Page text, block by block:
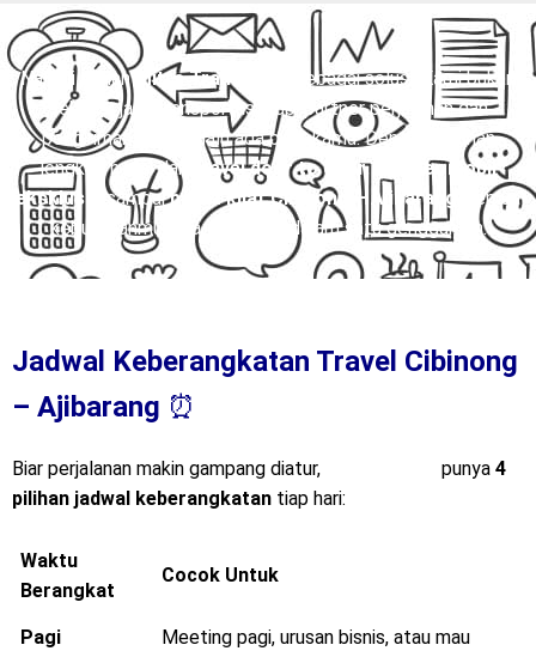
Nah, di sinilah Mitra Trans
hadir sebagai solusi. Kami bukan
sekadar jasa transportasi, tapi partner perjalanan dan
pengiriman yang selalu ada buat kamu. Dengan layanan
lengkap mulai dari
travel door to door,
charter mobil
eksklusif
, sampaipaket kilat Cibinong – Ajibarang
, semua
kebutuhanmu bisa terpenuhi dalam satu genggaman.
Jadwal Keberangkatan Travel Cibinong
– Ajibarang ⏰
Biar perjalanan makin gampang diatur, punya 4
pilihan jadwal keberangkatan tiap hari:
Waktu
Berangkat
Cocok Untuk
Pagi
Meeting pagi, urusan bisnis, atau mau